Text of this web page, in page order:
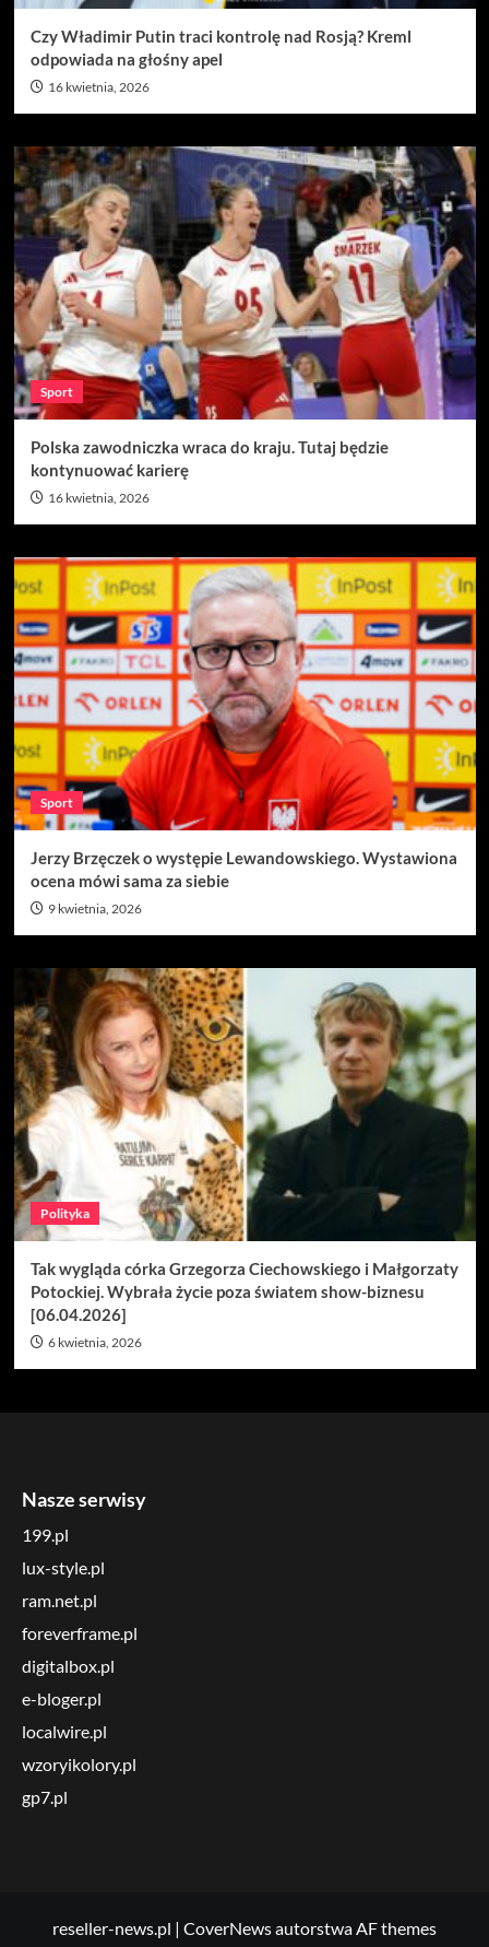
Czy Władimir Putin traci kontrolę nad Rosją? Kreml
odpowiada na głośny apel
16 kwietnia, 2026
Sport
Polska zawodniczka wraca do kraju. Tutaj będzie
kontynuować karierę
16 kwietnia, 2026
Sport
Jerzy Brzęczek o występie Lewandowskiego. Wystawiona
ocena mówi sama za siebie
9 kwietnia, 2026
Polityka
Tak wygląda córka Grzegorza Ciechowskiego i Małgorzaty
Potockiej. Wybrała życie poza światem show-biznesu
[06.04.2026]
6 kwietnia, 2026
Nasze serwisy
199.pl
lux-style.pl
ram.net.pl
foreverframe.pl
digitalbox.pl
e-bloger.pl
localwire.pl
wzoryikolory.pl
gp7.pl
reseller-news.pl | CoverNewsautorstwa AF themes